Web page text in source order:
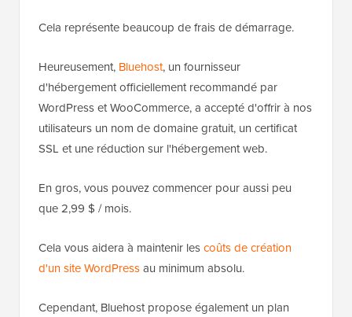
Cela représente beaucoup de frais de démarrage.
Heureusement, Bluehost, un fournisseur
d'hébergement officiellement recommandé par
WordPress et WooCommerce, a accepté d'offrir à nos
utilisateurs un nom de domaine gratuit, un certificat
SSL et une réduction sur l'hébergement web.
En gros, vous pouvez commencer pour aussi peu
que 2,99 $ / mois.
Cela vous aidera à maintenir lescoûts de création
d'un site WordPressau minimum absolu.
Cependant, Bluehost propose également un plan